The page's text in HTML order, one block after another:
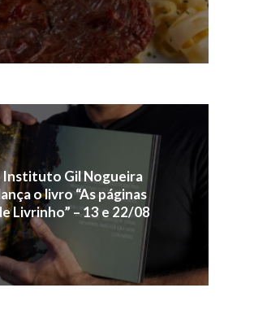
Instituto Gil Nogueira
o livro “As páginas
Livrinho” – 13 e 22/08